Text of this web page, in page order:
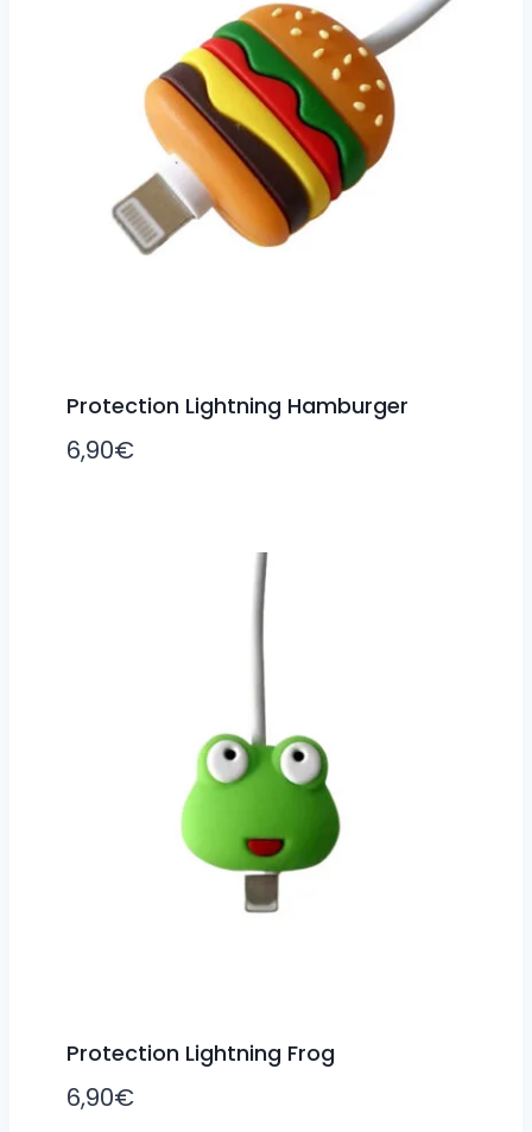
Protection Lightning Hamburger
6,90€
Protection Lightning Frog
6,90€